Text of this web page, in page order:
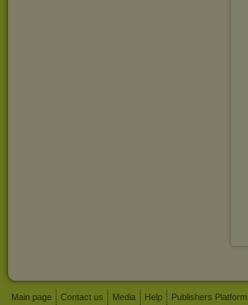
Main page Contact us Media Help
Publishers Platform